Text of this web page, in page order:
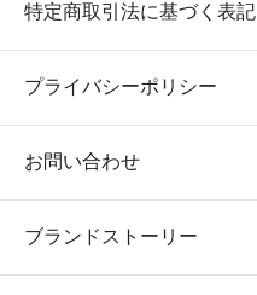
特定商取引法に基づく表記
プライバシーポリシー
お問い合わせ
ブランドストーリー